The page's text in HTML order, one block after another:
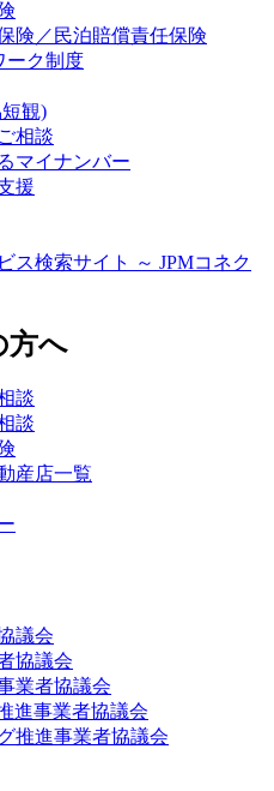
険／民泊賠償責任保険
ーク制度
観)
相談
マイナンバー
援
ス検索サイト ～ JPMコネク
方へ
談
談
産店一覧
議会
協議会
業者協議会
進事業者協議会
推進事業者協議会